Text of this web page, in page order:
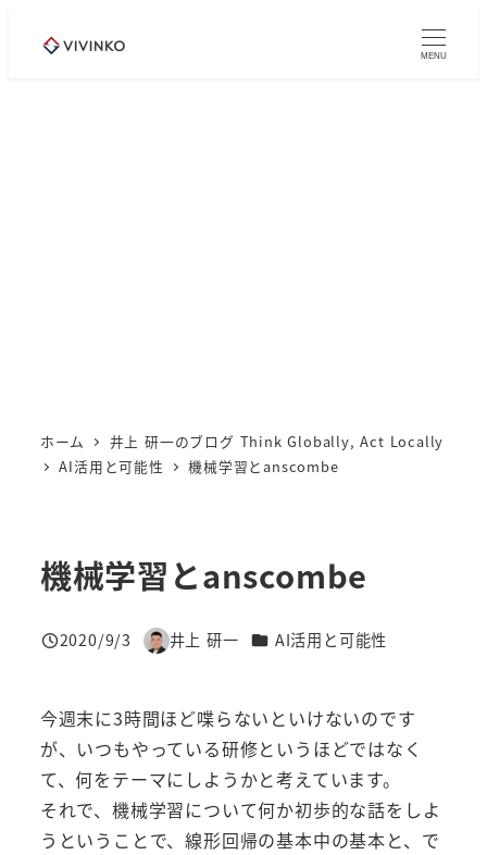
MENU
ホーム
井上 研一のブログ Think Globally, Act Locally
AI活用と可能性
機械学習とanscombe
機械学習とanscombe
投稿日
2020/9/3
著
井上 研一 カテゴリー
AI活用と可能性
今週末に3時間ほど喋らないといけないのです
が、いつもやっている研修というほどではなく
て、何をテーマにしようかと考えています。
それで、機械学習について何か初歩的な話をしよ
うということで、線形回帰の基本中の基本と、で